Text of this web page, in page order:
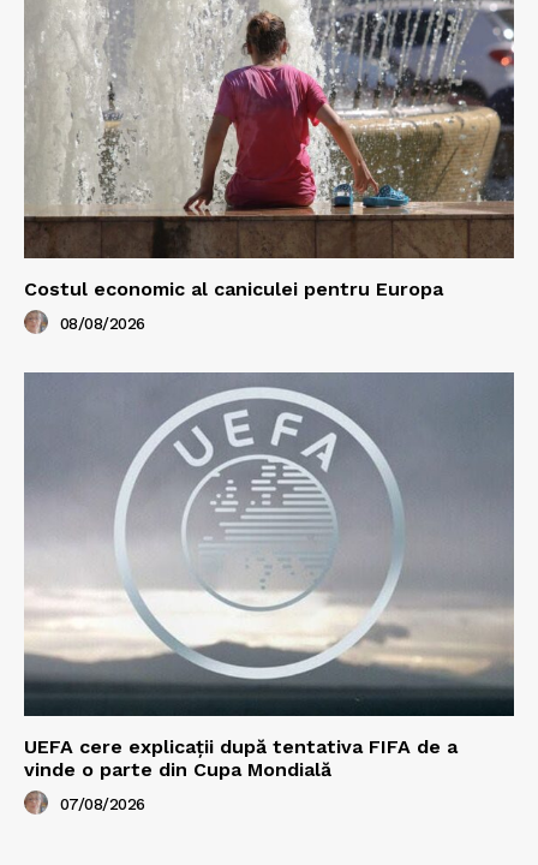
Costul economic al caniculei pentru Europa
08/08/2026
UEFA cere explicații după tentativa FIFA de a
vinde o parte din Cupa Mondială
07/08/2026